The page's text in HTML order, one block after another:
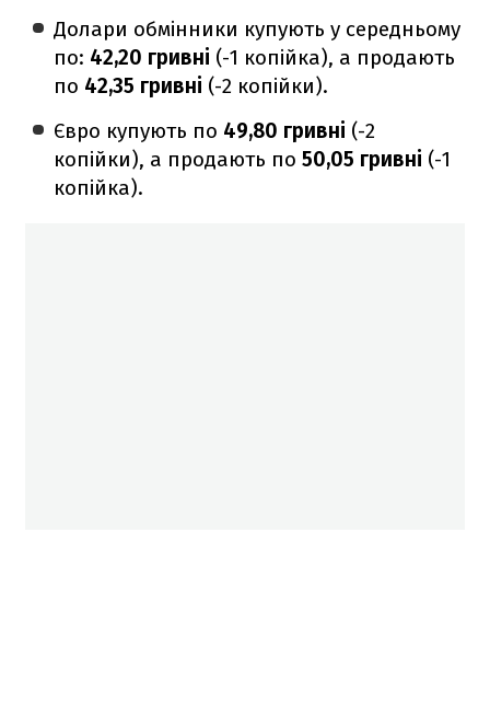
Долари обмінники купують у середньому
по: 42,20 гривні (-1 копійка), а продають
по 42,35 гривні (-2 копійки).
Євро купують по 49,80 гривні (-2
копійки), а продають по50,05 гривні (-1
копійка).